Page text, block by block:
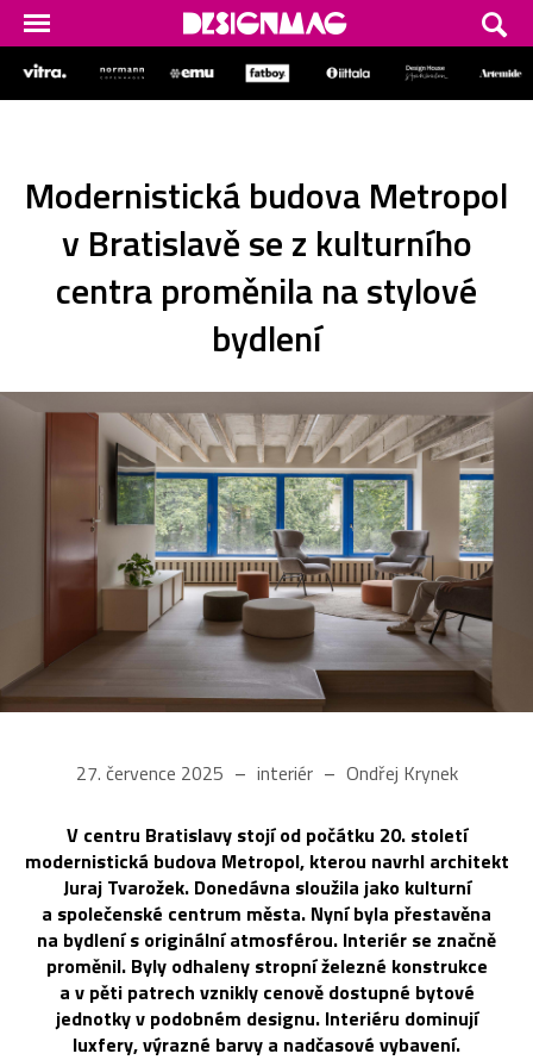
Modernistická budova Metropol
v Bratislavě se z kulturního
centra proměnila na stylové
bydlení
27. července 2025 interiér Ondřej Krynek
V centru Bratislavy stojí od počátku 20. století
modernistická budova Metropol, kterou navrhl architekt
Juraj Tvarožek. Donedávna sloužila jako kulturní
a společenské centrum města. Nyní byla přestavěna
na bydlení s originální atmosférou. Interiér se značně
proměnil. Byly odhaleny stropní železné konstrukce
a v pěti patrech vznikly cenově dostupné bytové
jednotky v podobném designu. Interiéru dominují
luxfery, výrazné barvy a nadčasové vybavení.